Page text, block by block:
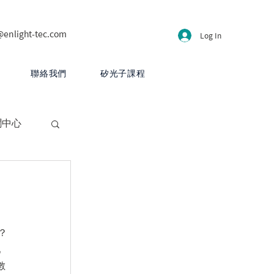
tec.com Log In
聯絡我們 矽光子課程
心
計